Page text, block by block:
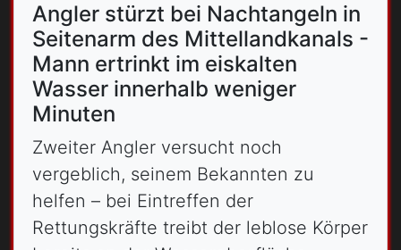
Angler stürzt bei Nachtangeln in
Seitenarm des Mittellandkanals -
Mann ertrinkt im eiskalten
Wasser innerhalb weniger
Minuten
Zweiter Angler versucht noch
vergeblich, seinem Bekannten zu
helfen – bei Eintreffen der
Rettungskräfte treibt der leblose Körper